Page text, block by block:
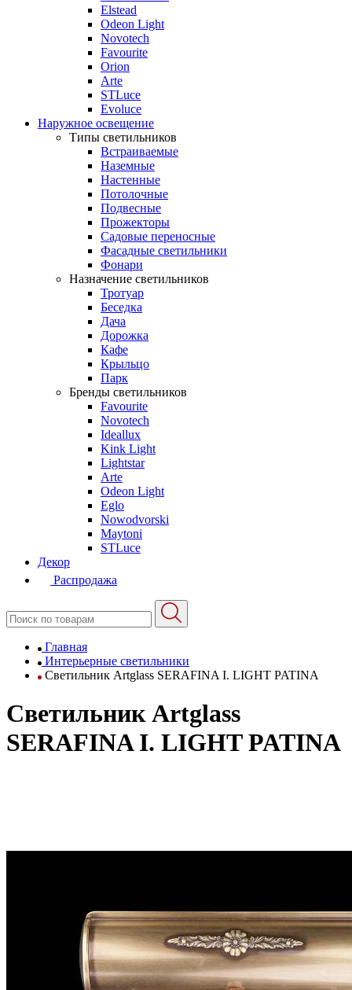
Elstead
Odeon Light
Novotech
Favourite
Orion
Arte
STLuce
Evoluce
Наружное освещение
Типы светильников
Встраиваемые
Наземные
Настенные
Потолочные
Подвесные
Прожекторы
Садовые переносные
Фасадные светильники
Фонари
Назначение светильников
Тротуар
Беседка
Дача
Дорожка
Кафе
Крыльцо
Парк
Бренды светильников
Favourite
Novotech
Ideallux
Kink Light
Lightstar
Arte
Odeon Light
Eglo
Nowodvorski
Maytoni
STLuce
Декор
Распродажа
Главная
Интерьерные светильники
Светильник Artglass SERAFINA I. LIGHT PATINA
Светильник Artglass
SERAFINA I. LIGHT PATINA